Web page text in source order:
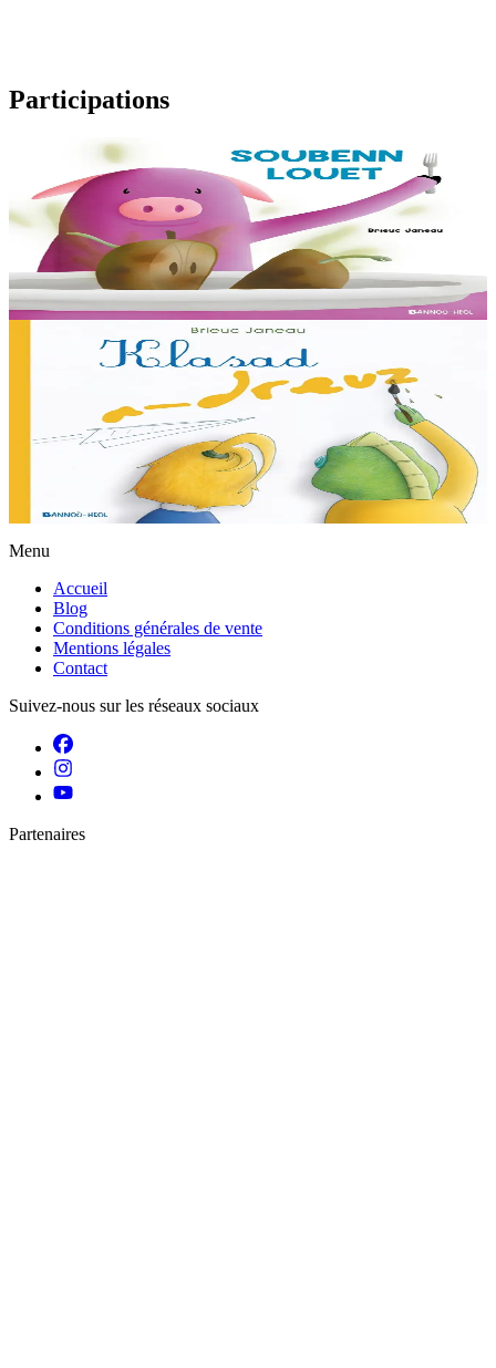
Participations
Soubenn louet
Rozig prépare avec attention une soupe pour ses amis. Un invité
surprise va-t-il gâcher la fête ? Cet album mêlant humour et suspense
permettra aussi...
En stock8,00 €
Ce livre s'amuse à dédramatiser les préjugés que les enfants peuvent
avoir entre eux avec humour, tendresse et poésie, à travers une série
Épuisé
Menu
Accueil
Blog
Conditions générales de vente
Mentions légales
Contact
Suivez-nous sur les réseaux sociaux
Partenaires